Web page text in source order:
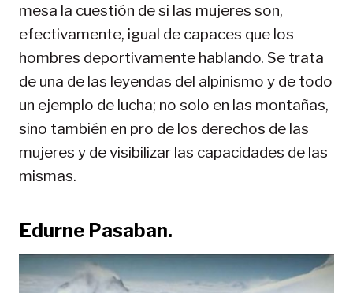
mesa la cuestión de si las mujeres son,
efectivamente, igual de capaces que los
hombres deportivamente hablando. Se trata
de una de las leyendas del alpinismo y de todo
un ejemplo de lucha; no solo en las montañas,
sino también en pro de los derechos de las
mujeres y de visibilizar las capacidades de las
mismas.
Edurne Pasaban.